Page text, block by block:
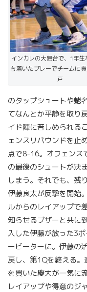
インカレの大舞台で、1年生
ち着いたプレーでチームに
戸
のタップシュートや蛯
てなんとか平静を取り
イド陣に苦しめられる
ェンスリバウンドを止
点で8-16。オフェンス
の最後のシュートが決
しまう。それでも、残
伊藤良太が反撃を開始
ルからのレイアップで
知らせるブザーと共に
入した伊藤が放った3
ービーターに。伊藤の
戻し、第1Qを終える
を貫いた慶大が一気に
レイアップや得意のジ